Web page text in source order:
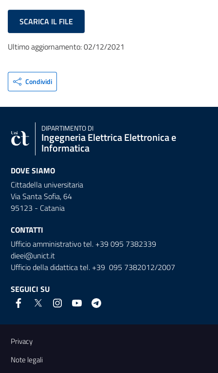
SCARICA IL FILE
Ultimo aggiornamento: 02/12/2021
Condividi
DIPARTIMENTO DI
Ingegneria Elettrica Elettronica e
Informatica
DOVE SIAMO
Cittadella universitaria
Via Santa Sofia, 64
95123 - Catania
CONTATTI
Ufficio amministrativo tel. +39 095 7382339
dieei@unict.it
Ufficio della didattica tel. +39 095 7382012/2007
SEGUICI SU
Link e informazioni utili
Privacy
Note legali